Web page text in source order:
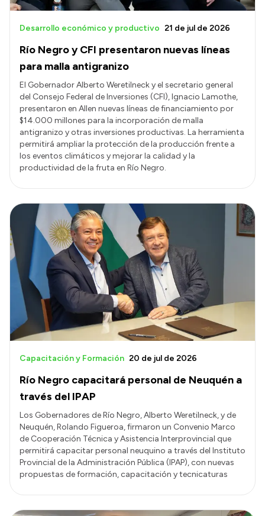
Río Negro y CFI presentaron nuevas líneas
para malla antigranizo
Desarrollo económico y productivo 21 de jul de 2026
El Gobernador Alberto Weretilneck y el secretario general
del Consejo Federal de Inversiones (CFI), Ignacio Lamothe,
presentaron en Allen nuevas líneas de financiamiento por
$14.000 millones para la incorporación de malla
antigranizo y otras inversiones productivas. La herramienta
permitirá ampliar la protección de la producción frente a
los eventos climáticos y mejorar la calidad y la
productividad de la fruta en Río Negro.
Río Negro capacitará personal de Neuquén a
través del IPAP
Capacitación y Formación 20 de jul de 2026
Los Gobernadores de Río Negro, Alberto Weretilneck, y de
Neuquén, Rolando Figueroa, firmaron un Convenio Marco
de Cooperación Técnica y Asistencia Interprovincial que
permitirá capacitar personal neuquino a través del Instituto
Provincial de la Administración Pública (IPAP), con nuevas
propuestas de formación, capacitación y tecnicaturas